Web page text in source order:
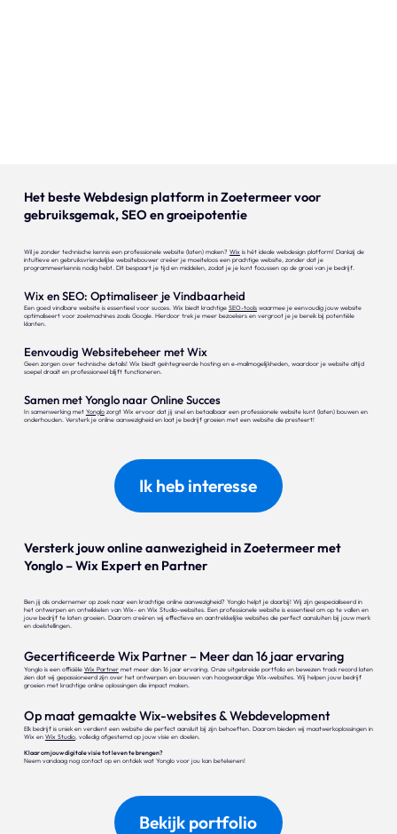
Het beste Webdesign platform in Zoetermeer voor
gebruiksgemak, SEO en groeipotentie
Wil je zonder technische kennis een professionele website (laten) maken? Wix is hét ideale webdesign platform! Dankzij de
intuïtieve en gebruiksvriendelijke websitebouwer creëer je moeiteloos een prachtige website, zonder dat je
programmeerkennis nodig hebt. Dit bespaart je tijd en middelen, zodat je je kunt focussen op de groei van je bedrijf.
Wix en SEO: Optimaliseer je Vindbaarheid
Een goed vindbare website is essentieel voor succes. Wix biedt krachtige SEO-toolswaarmee je eenvoudig jouw website
optimaliseert voor zoekmachines zoals Google. Hierdoor trek je meer bezoekers en vergroot je je bereik bij potentiële
klanten.
Eenvoudig Websitebeheer met Wix
Geen zorgen over technische details! Wix biedt geïntegreerde hosting en e-mailmogelijkheden, waardoor je website altijd
soepel draait en professioneel blijft functioneren.
Samen met Yonglo naar Online Succes
In samenwerking met Yonglozorgt Wix ervoor dat jij snel en betaalbaar een professionele website kunt (laten) bouwen en
onderhouden. Versterk je online aanwezigheid en laat je bedrijf groeien met een website die presteert!
Ik heb interesse
Versterk jouw online aanwezigheid in Zoetermeer met
Yonglo – Wix Expert en Partner
Ben jij als ondernemer op zoek naar een krachtige online aanwezigheid? Yonglo helpt je daarbij! Wij zijn gespecialiseerd in
het ontwerpen en ontwikkelen van Wix- en Wix Studio-websites. Een professionele website is essentieel om op te vallen en
jouw bedrijf te laten groeien. Daarom creëren wij effectieve en aantrekkelijke websites die perfect aansluiten bij jouw merk
en doelstellingen.
Gecertificeerde Wix Partner – Meer dan 16 jaar ervaring
Yonglo is een officiële Wix Partnermet meer dan 16 jaar ervaring. Onze uitgebreide portfolio en bewezen track record laten
zien dat wij gepassioneerd zijn over het ontwerpen en bouwen van hoogwaardige Wix-websites. Wij helpen jouw bedrijf
groeien met krachtige online oplossingen die impact maken.
Op maat gemaakte Wix-websites & Webdevelopment
Elk bedrijf is uniek en verdient een website die perfect aansluit bij zijn behoeften. Daarom bieden wij maatwerkoplossingen in
Wix en Wix Studio, volledig afgestemd op jouw visie en doelen.
Klaar om jouw digitale visie tot leven te brengen?
Neem vandaag nog contact op en ontdek wat Yonglo voor jou kan betekenen!
Bekijk portfolio
Websites
Projecten